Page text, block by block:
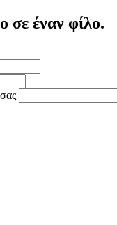
σε έναν φίλο.